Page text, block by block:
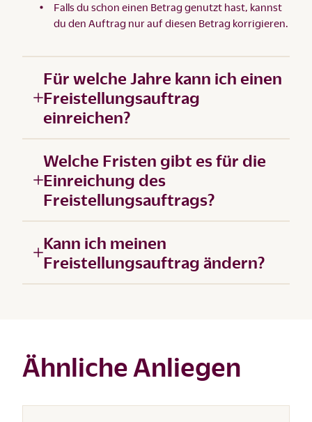
Falls du schon einen Betrag genutzt hast, kannst
du den Auftrag nur auf diesen Betrag korrigieren.
Für welche Jahre kann ich einen
Freistellungsauftrag
einreichen?
Welche Fristen gibt es für die
Einreichung des
Freistellungsauftrags?
Kann ich meinen
Freistellungsauftrag ändern?
Ähnliche Anliegen